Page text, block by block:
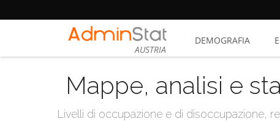
AUSTRIA
DEMOGRAFIA
Mappe, analisi e
Livelli di occupazione e di disoccupazione,